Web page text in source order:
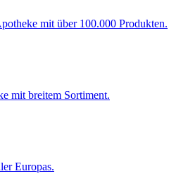
mit über 100.000 Produkten.
mit breitem Sortiment.
Europas.